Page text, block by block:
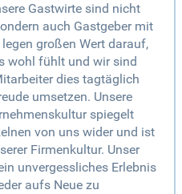
Gastwirte sind nicht
auch Gastgeber mit
großen Wert darauf,
wohl fühlt und wir sind
dies tagtäglich
umsetzen. Unsere
spiegelt
von uns wider und ist
Firmenkultur. Unser
unvergessliches Erlebnis
aufs Neue zu